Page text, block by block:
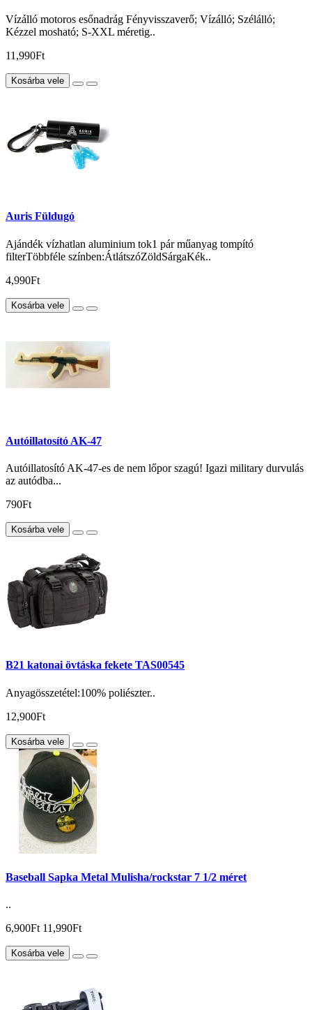
Vízálló motoros esőnadrág Fényvisszaverő; Vízálló; Szélálló;
Kézzel mosható; S-XXL méretig..
11,990Ft
Kosárba vele
Auris Füldugó
Ajándék vízhatlan aluminium tok1 pár műanyag tompító
filterTöbbféle színben:ÁtlátszóZöldSárgaKék..
4,990Ft
Kosárba vele
Autóillatosító AK-47
Autóillatosító AK-47-es de nem lőpor szagú! Igazi military durvulás
az autódba...
790Ft
Kosárba vele
B21 katonai övtáska fekete TAS00545
Anyagösszetétel:100% poliészter..
12,900Ft
Kosárba vele
Baseball Sapka Metal Mulisha/rockstar 7 1/2 méret
..
6,900Ft 11,990Ft
Kosárba vele